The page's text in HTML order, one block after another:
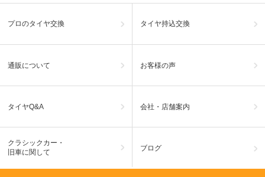
プロのタイヤ交換 タイヤ持込交換
通販について お客様の声
タイヤQ&A 会社・店舗案内
クラシックカー・
旧車に関して
ブログ